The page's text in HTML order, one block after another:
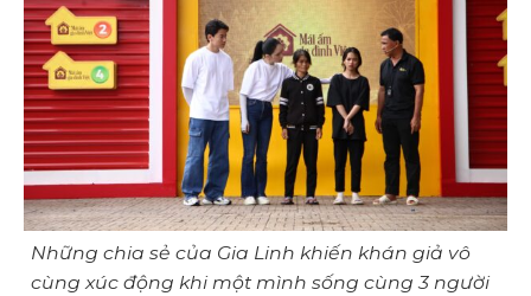
Những chia sẻ của Gia Linh khiến khán giả vô
cùng xúc động khi một mình sống cùng 3 người